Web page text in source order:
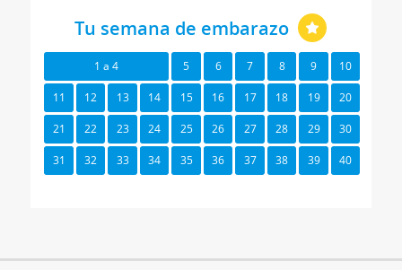
Tu semana de embarazo
1 a 4 5 6 7 8 9 10
11 12 13 14 15 16 17 18 19 20
21 22 23 24 25 26 27 28 29 30
31 32 33 34 35 36 37 38 39 40